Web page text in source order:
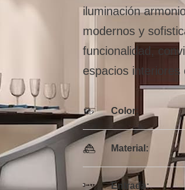
iluminación
modernos y
funcionalidad,
espacios
Color:
Material:
Entrada: